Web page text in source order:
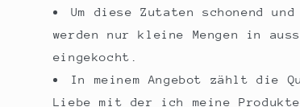
Um diese Zutaten schonend
werden nur kleine Mengen in
eingekocht.
In meinem Angebot zählt
Liebe mit der ich meine Produkte